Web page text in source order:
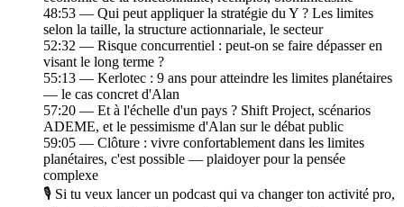
48:53 — Qui peut appliquer la stratégie du Y ? Les limites
selon la taille, la structure actionnariale, le secteur
52:32 — Risque concurrentiel : peut-on se faire dépasser en
visant le long terme ?
55:13 — Kerlotec : 9 ans pour atteindre les limites planétaires
— le cas concret d'Alan
57:20 — Et à l'échelle d'un pays ? Shift Project, scénarios
ADEME, et le pessimisme d'Alan sur le débat public
59:05 — Clôture : vivre confortablement dans les limites
planétaires, c'est possible — plaidoyer pour la pensée
complexe
🎙️ Si tu veux lancer un podcast qui va changer ton activité pro,